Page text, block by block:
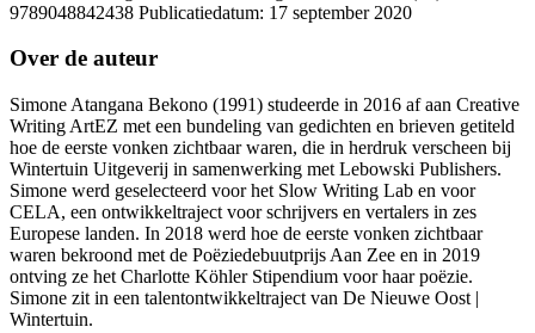
9789048842438 Publicatiedatum: 17 september 2020
Over de auteur
Simone Atangana Bekono (1991) studeerde in 2016 af aan Creative
Writing ArtEZ met een bundeling van gedichten en brieven getiteld
hoe de eerste vonken zichtbaar waren, die in herdruk verscheen bij
Wintertuin Uitgeverij in samenwerking met Lebowski Publishers.
Simone werd geselecteerd voor het Slow Writing Lab en voor
CELA, een ontwikkeltraject voor schrijvers en vertalers in zes
Europese landen. In 2018 werd hoe de eerste vonken zichtbaar
waren bekroond met de Poëziedebuutprijs Aan Zee en in 2019
ontving ze het Charlotte Köhler Stipendium voor haar poëzie.
Simone zit in een talentontwikkeltraject van De Nieuwe Oost |
Wintertuin.